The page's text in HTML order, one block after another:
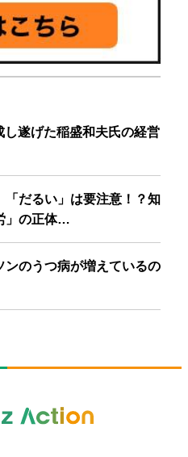
遂げた稲盛和夫氏の経営
「だるい」は要注意！？知
」の正体…
ンのうつ病が増えているの